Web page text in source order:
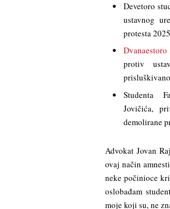
Devetoro
ustavnog
protesta
protiv
Studenta
Jovičića,
demolirane
Advokat Jovan
ovaj način
neke počinioce
oslobađam
moje koji su, ne